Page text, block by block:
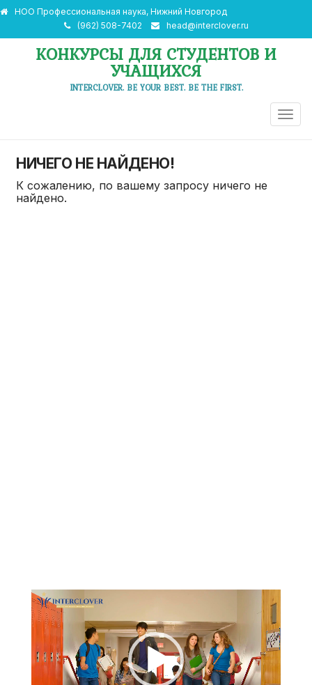
НОО Профессиональная наука, Нижний Новгород
(962) 508-7402
head@interclover.ru
КОНКУРСЫ ДЛЯ СТУДЕНТОВ И
УЧАЩИХСЯ
INTERCLOVER. BE YOUR BEST. BE THE FIRST.
НИЧЕГО НЕ НАЙДЕНО!
К сожалению, по вашему запросу ничего не
найдено.
Видеоплеер